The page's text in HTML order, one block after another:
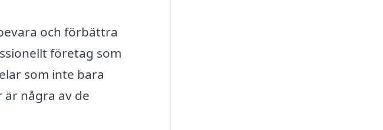
och förbättra
företag som
som inte bara
några av de